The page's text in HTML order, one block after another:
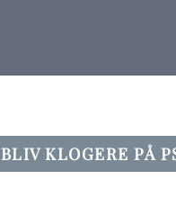
BLIV KLOGERE PÅ